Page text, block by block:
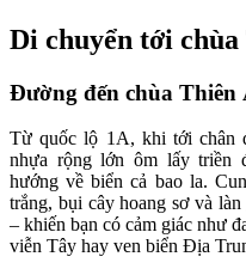
Di chuyển tới
Đường đến chùa Thiên
Từ quốc lộ 1A, khi tới chân
nhựa rộng lớn ôm lấy triền
hướng về biển cả bao la.
trắng, bụi cây hoang sơ và
– khiến bạn có cảm giác như
viễn Tây hay ven biển Địa